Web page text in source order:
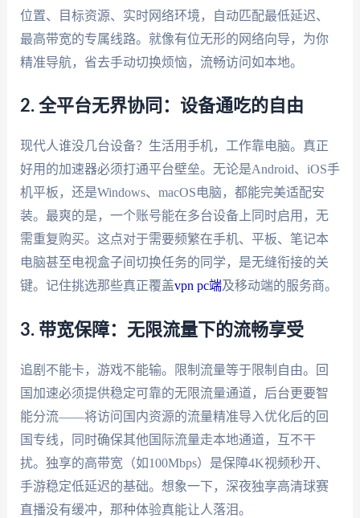
位置、目标资源、实时网络环境，自动匹配最低延迟、
最高带宽的专属线路。就像有位无形的网络向导，为你
精准导航，省去手动切换烦恼，流畅访问如本地。
2. 全平台无界协同：设备通吃的自由
现代人谁没几台设备？生活用手机，工作靠电脑。真正
好用的加速器必须打通平台壁垒。无论是Android、iOS手
机平板，还是Windows、macOS电脑，都能完美适配安
装。最爽的是，一个账号能在多台设备上同时启用，无
需重复购买。这点对于需要频繁在手机、平板、笔记本
电脑甚至电视盒子间切换任务的同学，是无缝衔接的关
键。记住挑选那些真正覆盖vpn pc端及移动端的服务商。
3. 带宽保障：无限流量下的流畅享受
追剧不能卡，游戏不能输。限制流量等于限制自由。回
国加速必须提供稳定可靠的无限流量通道，后台更要智
能分流——将访问国内资源的流量精准导入优化后的回
国专线，同时确保其他国际流量走本地通道，互不干
扰。独享的高带宽（如100Mbps）是保障4K视频秒开、
手游稳定低延迟的基础。想象一下，深夜独享高清球赛
直播没有缓冲，那种体验真能让人落泪。